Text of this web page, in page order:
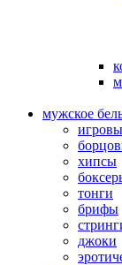
мужское
хипсы
тонги
брифы
джоки